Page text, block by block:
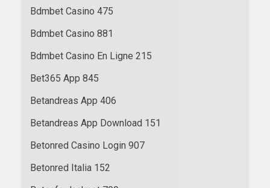
Bdmbet Casino 475
Bdmbet Casino 881
Bdmbet Casino En Ligne 215
Bet365 App 845
Betandreas App 406
Betandreas App Download 151
Betonred Casino Login 907
Betonred Italia 152